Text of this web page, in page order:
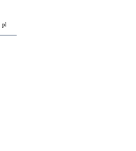
pl